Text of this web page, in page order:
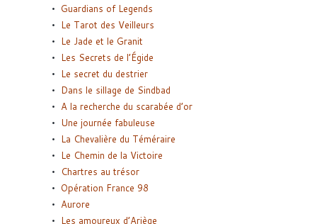
Guardians of Legends
Le Tarot des Veilleurs
Le Jade et le Granit
Les Secrets de l’Égide
Le secret du destrier
Dans le sillage de Sindbad
A la recherche du scarabée d’or
Une journée fabuleuse
La Chevalière du Téméraire
Le Chemin de la Victoire
Chartres au trésor
Opération France 98
Aurore
Les amoureux d’Ariège